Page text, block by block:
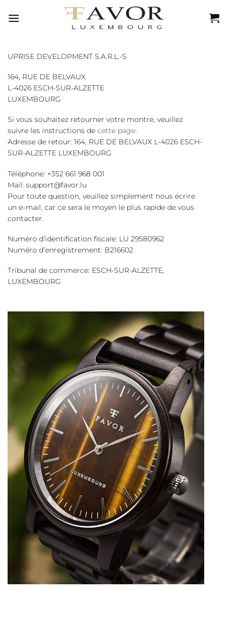
au
UPRISE DEVELOPMENT S.A.R.L.-S
164, RUE DE BELVAUX
L-4026 ESCH-SUR-ALZETTE
LUXEMBOURG
Si vous souhaitez retourner votre montre, veuillez
suivre les instructions de cette page.
Adresse de retour: 164, RUE DE BELVAUX L-4026 ESCH-
SUR-ALZETTE LUXEMBOURG
Téléphone: +352 661 968 001
Mail: support@favor.lu
Pour toute question, veuillez simplement nous écrire
un e-mail, car ce sera le moyen le plus rapide de vous
contacter.
Numéro d’identification fiscale: LU 29580962
Numéro d’enregistrement: B216602
Tribunal de commerce: ESCH-SUR-ALZETTE,
LUXEMBOURG